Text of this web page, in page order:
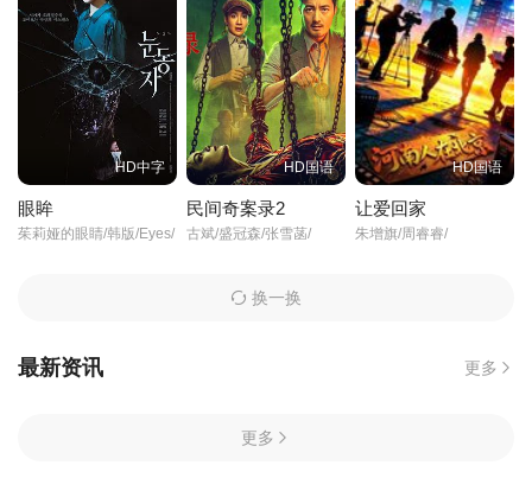
HD中字
眼眸
茱莉娅的眼睛/韩版/Eyes/
HD国语
民间奇案录2
古斌/盛冠森/张雪菡/
HD国语
让爱回家
朱增旗/周睿睿/
换一换
最新资讯 更多
更多